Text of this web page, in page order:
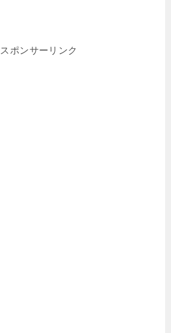
スポンサーリンク